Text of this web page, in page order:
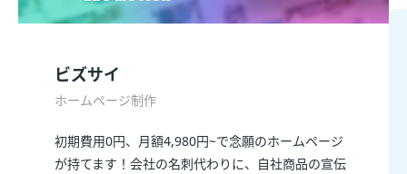
ビズサイ
ホームページ制作
初期費用0円、月額4,980円~で念願のホームページ
が持てます！会社の名刺代わりに、自社商品の宣伝